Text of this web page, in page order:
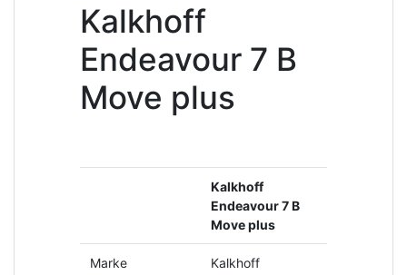
Kalkhoff
Endeavour 7 B
Move plus
Kalkhoff
Endeavour 7 B
Move plus
Marke Kalkhoff